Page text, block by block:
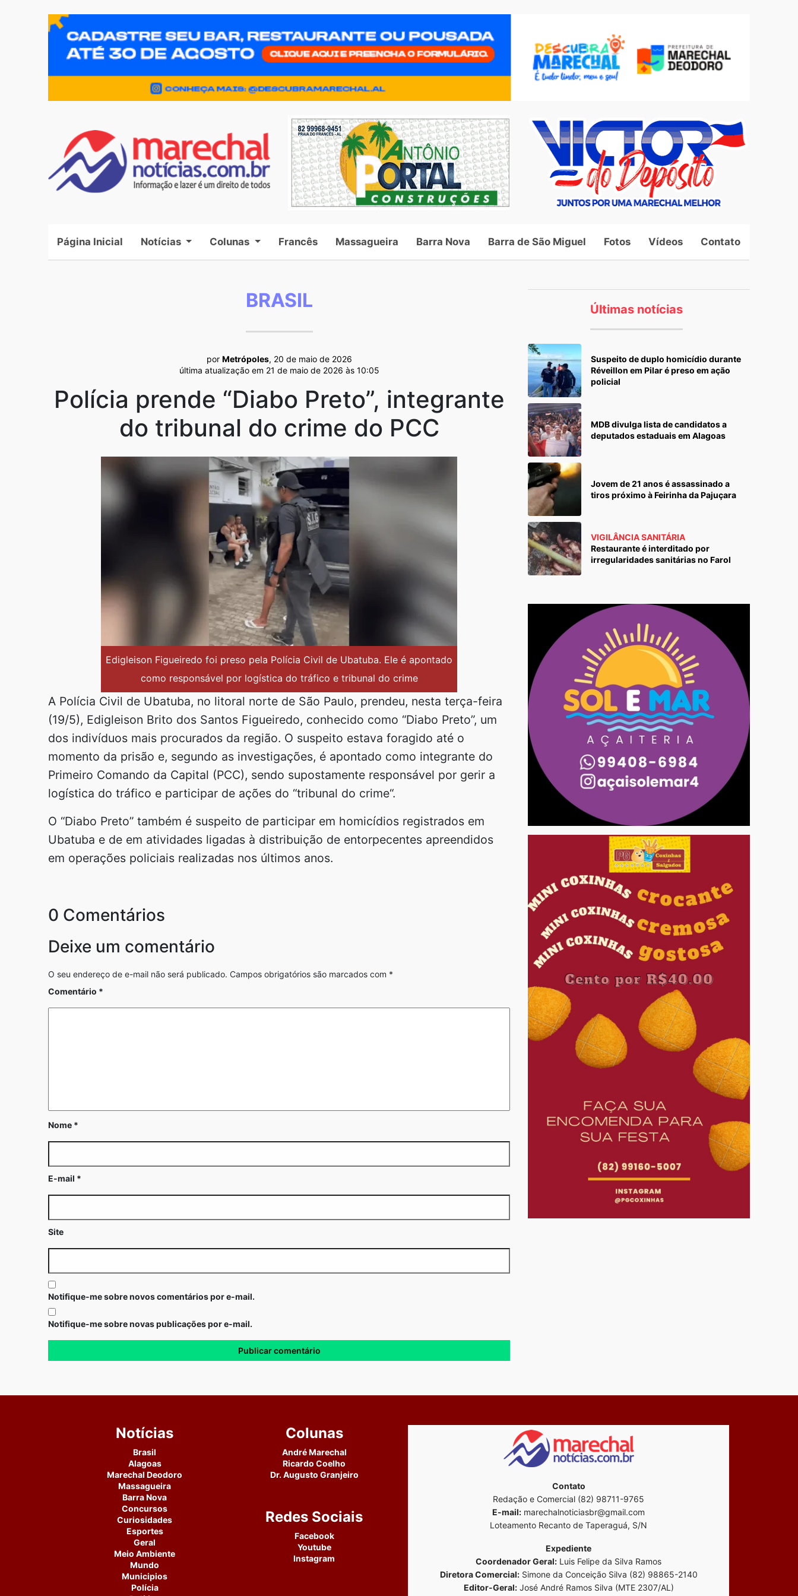
Página Inicial (current)
Notícias Colunas Francês Massagueira Barra Nova Barra de São Miguel Fotos Vídeos Contato
BRASIL
por Metrópoles, 20 de maio de 2026
última atualização em 21 de maio de 2026 às 10:05
Polícia prende “Diabo Preto”, integrante
do tribunal do crime do PCC
Edigleison Figueiredo foi preso pela Polícia Civil de Ubatuba. Ele é apontado
como responsável por logística do tráfico e tribunal do crime
A Polícia Civil de Ubatuba, no litoral norte de São Paulo, prendeu, nesta terça-feira
(19/5), Edigleison Brito dos Santos Figueiredo, conhecido como “Diabo Preto”, um
dos indivíduos mais procurados da região. O suspeito estava foragido até o
momento da prisão e, segundo as investigações, é apontado como integrante do
Primeiro Comando da Capital (PCC), sendo supostamente responsável por gerir a
logística do tráfico e participar de ações do “tribunal do crime“.
O “Diabo Preto” também é suspeito de participar em homicídios registrados em
Ubatuba e de em atividades ligadas à distribuição de entorpecentes apreendidos
em operações policiais realizadas nos últimos anos.
0 Comentários
Deixe um comentário
O seu endereço de e-mail não será publicado. Campos obrigatórios são marcados com *
Comentário *
Nome *
E-mail *
Site
Notifique-me sobre novos comentários por e-mail.
Notifique-me sobre novas publicações por e-mail.
Últimas notícias
Suspeito de duplo homicídio durante
Réveillon em Pilar é preso em ação
policial
MDB divulga lista de candidatos a
deputados estaduais em Alagoas
Jovem de 21 anos é assassinado a
tiros próximo à Feirinha da Pajuçara
VIGILÂNCIA SANITÁRIA
Restaurante é interditado por
irregularidades sanitárias no Farol
Notícias
Brasil
Alagoas
Marechal Deodoro
Massagueira
Barra Nova
Concursos
Curiosidades
Esportes
Geral
Meio Ambiente
Mundo
Municipios
Polícia
Colunas
André Marechal
Ricardo Coelho
Dr. Augusto Granjeiro
Redes Sociais
Facebook
Youtube
Instagram
Contato
Redação e Comercial (82) 98711-9765
E-mail: marechalnoticiasbr@gmail.com
Loteamento Recanto de Taperaguá, S/N
Expediente
Coordenador Geral: Luis Felipe da Silva Ramos
Diretora Comercial:Simone da Conceição Silva (82) 98865-2140
Editor-Geral:José André Ramos Silva (MTE 2307/AL)